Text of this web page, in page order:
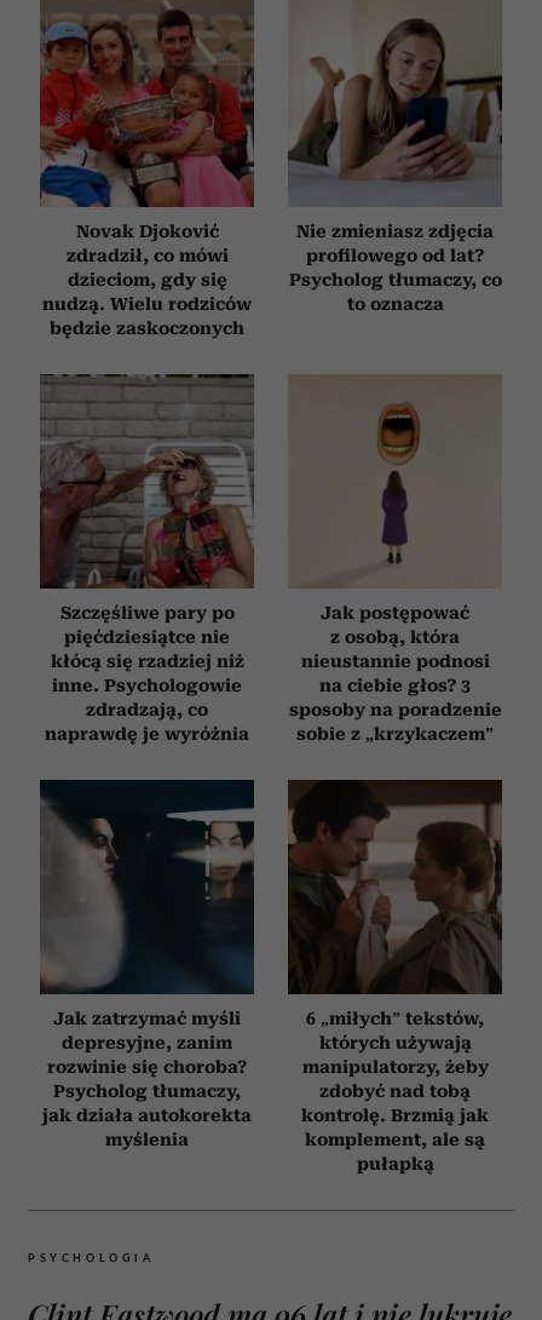
Novak Djoković
zdradził, co mówi
dzieciom, gdy się
nudzą. Wielu rodziców
będzie zaskoczonych
Nie zmieniasz zdjęcia
profilowego od lat?
Psycholog tłumaczy, co
to oznacza
Szczęśliwe pary po
pięćdziesiątce nie
kłócą się rzadziej niż
inne. Psychologowie
zdradzają, co
naprawdę je wyróżnia
Jak postępować
z osobą, która
nieustannie podnosi
na ciebie głos? 3
sposoby na poradzenie
sobie z „krzykaczem”
Jak zatrzymać myśli
depresyjne, zanim
rozwinie się choroba?
Psycholog tłumaczy,
jak działa autokorekta
myślenia
6 „miłych” tekstów,
których używają
manipulatorzy, żeby
zdobyć nad tobą
kontrolę. Brzmią jak
komplement, ale są
pułapką
PSYCHOLOGIA